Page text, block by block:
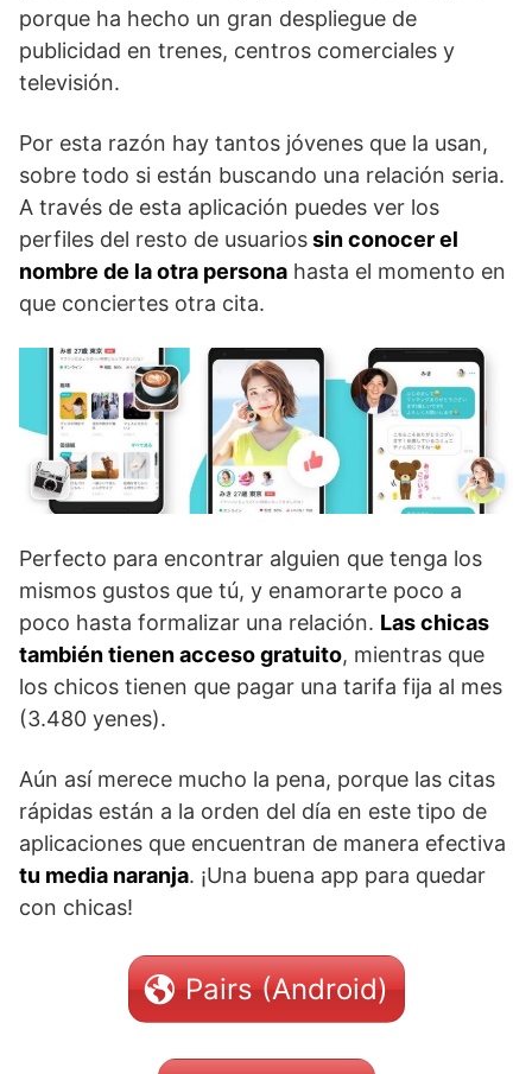
porque ha hecho un gran despliegue de
publicidad en trenes, centros comerciales y
televisión.
Por esta razón hay tantos jóvenes que la usan,
sobre todo si están buscando una relación seria.
A través de esta aplicación puedes ver los
perfiles del resto de usuariossin conocer el
nombre de la otra persona hasta el momento en
que conciertes otra cita.
Perfecto para encontrar alguien que tenga los
mismos gustos que tú, y enamorarte poco a
poco hasta formalizar una relación. Las chicas
también tienen acceso gratuito, mientras que
los chicos tienen que pagar una tarifa fija al mes
(3.480 yenes).
Aún así merece mucho la pena, porque las citas
rápidas están a la orden del día en este tipo de
aplicaciones que encuentran de manera efectiva
tu media naranja. ¡Una buena app para quedar
con chicas!
Pairs (Android)